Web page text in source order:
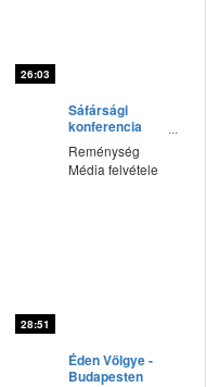
26:03
28:51
Sáfársági
konferencia
(2015') Vasárnap
délelőtt 4.rész
Reménység
Média felvétele
Éden Völgye -
Budapesten